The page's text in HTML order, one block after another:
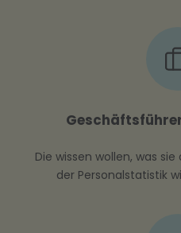
Die wissen wollen, was
der Personalstatistik